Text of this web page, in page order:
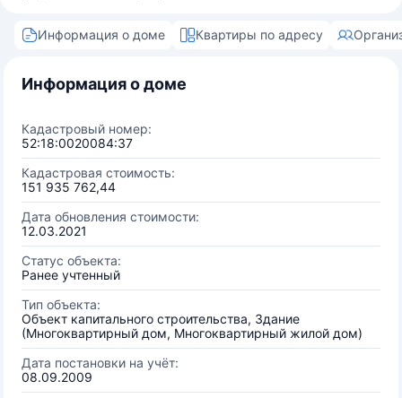
Информация о доме Квартиры по адресу
Информация о доме
Кадастровый номер:
52:18:0020084:37
Кадастровая стоимость:
151 935 762,44
Дата обновления стоимости:
12.03.2021
Статус объекта:
Ранее учтенный
Тип объекта:
Объект капитального строительства, Здание
(Многоквартирный дом, Многоквартирный жилой дом)
Дата постановки на учёт:
08.09.2009